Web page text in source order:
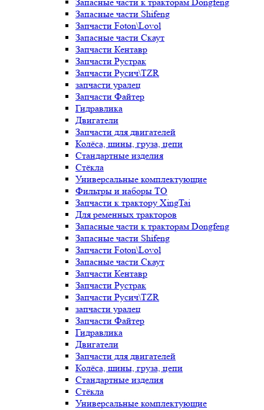
Запасные части Shifeng
Запчасти Foton\Lovol
Запасные части Скаут
Запчасти Кентавр
Запчасти Рустрак
Запчасти Русич\TZR
запчасти уралец
Запчасти Файтер
Гидравлика
Двигатели
Запчасти для двигателей
Колёса, шины, груза, цепи
Стандартные изделия
Стёкла
Универсальные комплектующие
Фильтры и наборы ТО
Запчасти к трактору XingTai
Для ременных тракторов
Запасные части к тракторам Dongfeng
Запасные части Shifeng
Запчасти Foton\Lovol
Запасные части Скаут
Запчасти Кентавр
Запчасти Рустрак
Запчасти Русич\TZR
запчасти уралец
Запчасти Файтер
Гидравлика
Двигатели
Запчасти для двигателей
Колёса, шины, груза, цепи
Стандартные изделия
Стёкла
Универсальные комплектующие